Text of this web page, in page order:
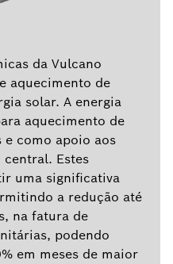
da Vulcano
aquecimento de
solar. A energia
aquecimento de
e como apoio aos
central. Estes
uma significativa
a redução até
na fatura de
podendo
em meses de maior